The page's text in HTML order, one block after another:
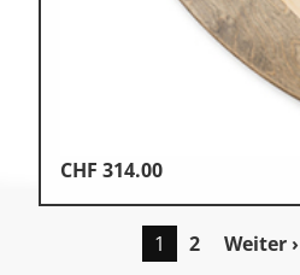
CHF 314.00
1 2 Weiter ›